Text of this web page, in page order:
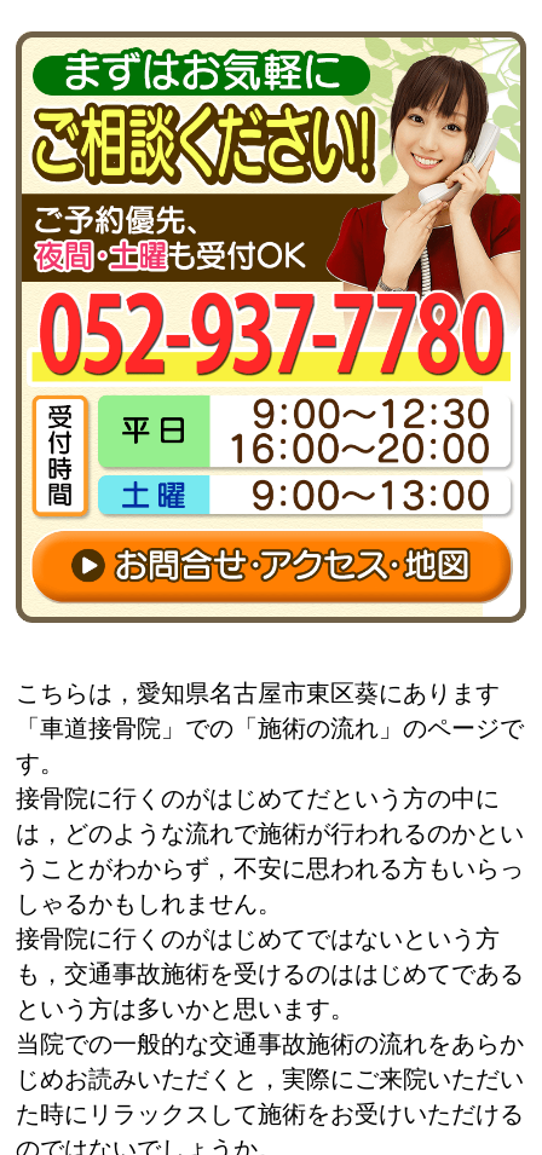
こちらは，愛知県名古屋市東区葵にあります
「車道接骨院」での「施術の流れ」のページで
す。
接骨院に行くのがはじめてだという方の中に
は，どのような流れで施術が行われるのかとい
うことがわからず，不安に思われる方もいらっ
しゃるかもしれません。
接骨院に行くのがはじめてではないという方
も，交通事故施術を受けるのははじめてである
という方は多いかと思います。
当院での一般的な交通事故施術の流れをあらか
じめお読みいただくと，実際にご来院いただい
た時にリラックスして施術をお受けいただける
のではないでしょうか。